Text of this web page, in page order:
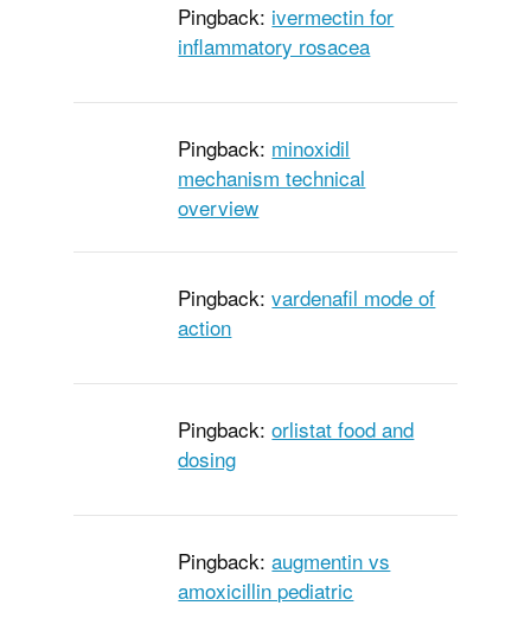
Pingback: ivermectin for
inflammatory rosacea
Pingback: minoxidil
mechanism technical
overview
Pingback:vardenafil mode of
action
Pingback:orlistat food and
dosing
Pingback:augmentin vs
amoxicillin pediatric